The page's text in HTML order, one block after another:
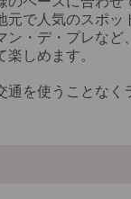
で人気のスポッ
・デ・プレなど
しめます。
通を使うことなく